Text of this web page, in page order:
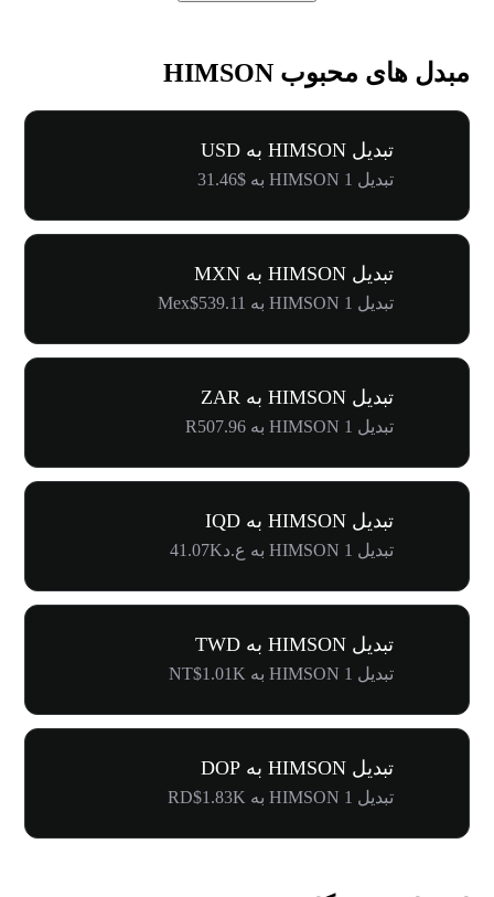
مبدل های محبوب HIMSON
تبدیل HIMSON به USD
تبدیل 1 HIMSON به $31.46
تبدیل HIMSON به MXN
تبدیل 1 HIMSON به Mex$539.11
تبدیل HIMSON به ZAR
تبدیل 1 HIMSON به R507.96
تبدیل HIMSON به IQD
تبدیل 1 HIMSON به ع.د41.07K
تبدیل HIMSON به TWD
تبدیل 1 HIMSON به NT$1.01K
تبدیل HIMSON به DOP
تبدیل 1 HIMSON به RD$1.83K